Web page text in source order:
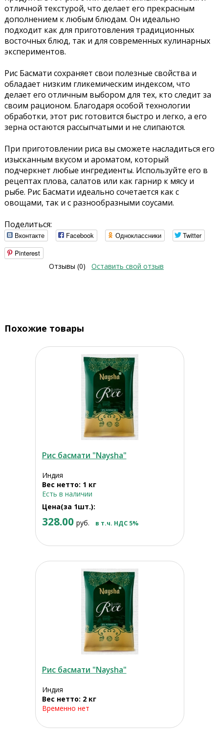
отличной текстурой, что делает его прекрасным
дополнением к любым блюдам. Он идеально
подходит как для приготовления традиционных
восточных блюд, так и для современных кулинарных
экспериментов.
Рис Басмати сохраняет свои полезные свойства и
обладает низким гликемическим индексом, что
делает его отличным выбором для тех, кто следит за
своим рационом. Благодаря особой технологии
обработки, этот рис готовится быстро и легко, а его
зерна остаются рассыпчатыми и не слипаются.
При приготовлении риса вы сможете насладиться его
изысканным вкусом и ароматом, который
подчеркнет любые ингредиенты. Используйте его в
рецептах плова, салатов или как гарнир к мясу и
рыбе. Рис Басмати идеально сочетается как с
овощами, так и с разнообразными соусами.
Поделиться:
Вконтакте Facebook Одноклассники
Twitter
Pinterest
Отзывы (0)
Оставить свой отзыв
Похожие товары
Рис басмати "Naysha"
Индия
Вес нетто: 1 кг
Есть в наличии
Цена(за 1шт.):
328.00 руб. в т.ч. НДС 5%
Рис басмати "Naysha"
Индия
Вес нетто: 2 кг
Временно нет